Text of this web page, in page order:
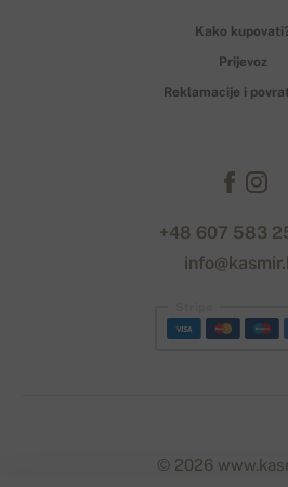
Kako
Prijevoz
Reklamacije i
+48 607 583
© 2026